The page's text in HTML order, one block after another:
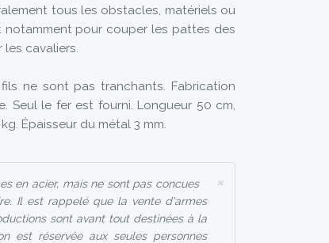
tous les obstacles, matériels ou
notamment pour couper les pattes des
cavaliers.
ne sont pas tranchants. Fabrication
Seul le fer est fourni. Longueur 50 cm,
Épaisseur du métal 3 mm.
×
en acier, mais ne sont pas concues
Il est rappelé que la vente d'armes
sont avant tout destinées à la
est réservée aux seules personnes